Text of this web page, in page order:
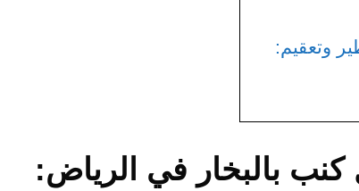
وتعقيم:
بالبخار في الرياض: